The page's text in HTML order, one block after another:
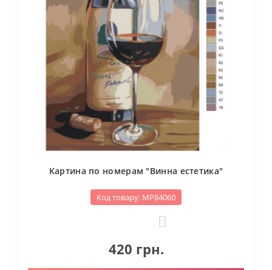
Картина по номерам "Винна естетика"
Код товару: МР84060
420 грн.